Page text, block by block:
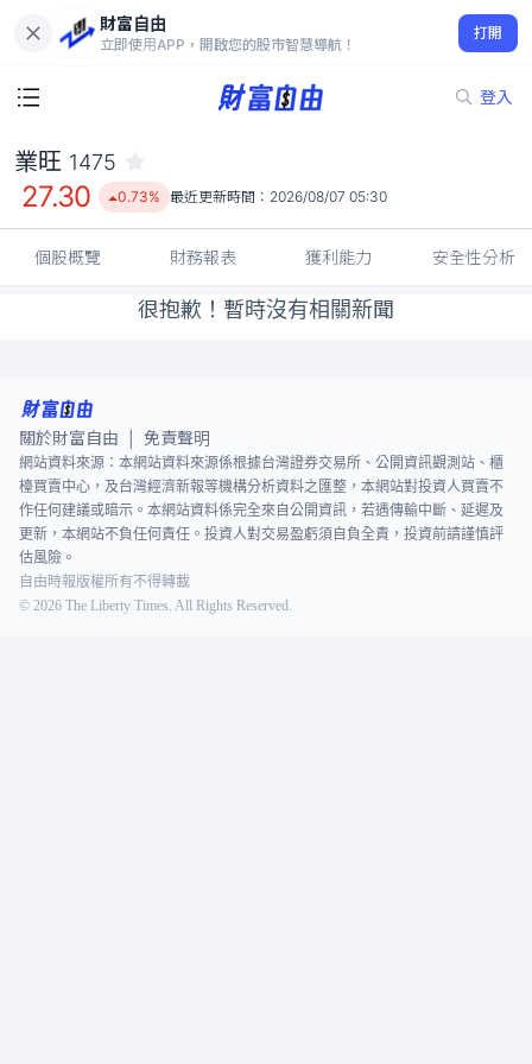
財富自由
立即使用APP，開啟您的股市智慧導航！
打開
登入
27.30
0.73%
業旺 1475
27.30 0.73% 最近更新時間： 2026/08/07 05:30
個股概覽 財務報表 獲利能力 安全性分析
很抱歉！暫時沒有相關新聞
關於財富自由 免責聲明
網站資料來源：本網站資料來源係根據台灣證券交易所、公開資訊觀測站、櫃
檯買賣中心，及台灣經濟新報等機構分析資料之匯整，本網站對投資人買賣不
作任何建議或暗示。本網站資料係完全來自公開資訊，若遇傳輸中斷、延遲及
更新，本網站不負任何責任。投資人對交易盈虧須自負全責，投資前請謹慎評
估風險。
自由時報版權所有不得轉載
© 2026 The Liberty Times. All Rights Reserved.